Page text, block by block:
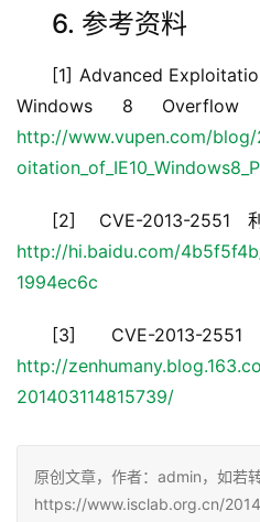
6. 参考资料
[1] Advanced
Windows 8 Overflow
http://www.vupen.com/
[2] CVE-2013-
http://hi.baidu.com/
1994ec6c
[3] CVE-2013-
http://
201403114815739/
原创文章，作者：admin，如若
https://www.isclab.org.cn/